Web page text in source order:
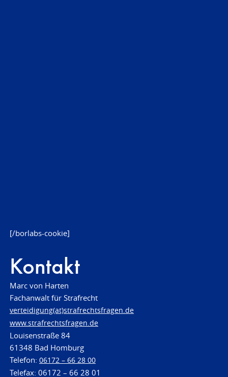
[/borlabs-cookie]
Kontakt
Marc von Harten
Fachanwalt für Strafrecht
verteidigung(at)strafrechtsfragen.de
www.strafrechtsfragen.de
Louisenstraße 84
61348 Bad Homburg
Telefon: 06172 – 66 28 00
Telefax: 06172 – 66 28 01